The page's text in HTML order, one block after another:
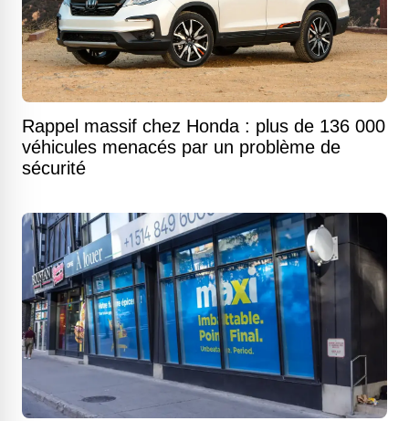
Rappel massif chez Honda : plus de 136 000
véhicules menacés par un problème de
sécurité